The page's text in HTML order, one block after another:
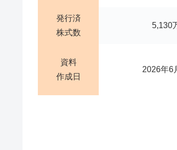
発行済
株式数
5,130
資料
作成日
2026年6